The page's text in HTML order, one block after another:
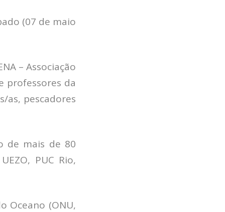
Economia da Poluição: Discussão
Instrumentos Econômicos na Poluição
Princípio do Poluidor Pagador
Nível Ótimo de Poluição
Críticas ao Teorema
Economia do Setor Público e Meio Ambiente
Vídeos Educativos
(07 de maio
– Associação
professores da
as, pescadores
de mais de 80
PUC Rio,
Oceano (ONU,